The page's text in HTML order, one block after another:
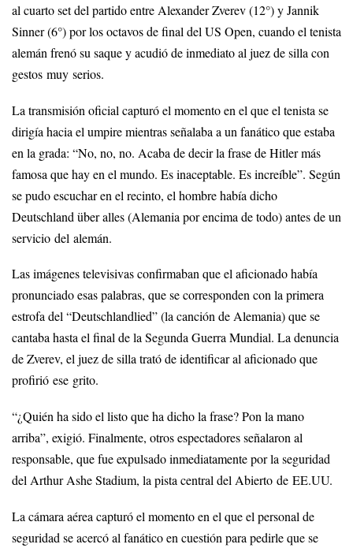
al cuarto set del partido entre Alexander Zverev (12°) y Jannik
Sinner (6°) por los octavos de final del US Open, cuando el tenista
alemán frenó su saque y acudió de inmediato al juez de silla con
gestos muy serios.
La transmisión oficial capturó el momento en el que el tenista se
dirigía hacia el umpire mientras señalaba a un fanático que estaba
en la grada: “No, no, no. Acaba de decir la frase de Hitler más
famosa que hay en el mundo. Es inaceptable. Es increíble”. Según
se pudo escuchar en el recinto, el hombre había dicho
Deutschland über alles (Alemania por encima de todo) antes de un
servicio del alemán.
Las imágenes televisivas confirmaban que el aficionado había
pronunciado esas palabras, que se corresponden con la primera
estrofa del “Deutschlandlied” (la canción de Alemania) que se
cantaba hasta el final de la Segunda Guerra Mundial. La denuncia
de Zverev, el juez de silla trató de identificar al aficionado que
profirió ese grito.
“¿Quién ha sido el listo que ha dicho la frase? Pon la mano
arriba”, exigió. Finalmente, otros espectadores señalaron al
responsable, que fue expulsado inmediatamente por la seguridad
del Arthur Ashe Stadium, la pista central del Abierto de EE.UU.
La cámara aérea capturó el momento en el que el personal de
seguridad se acercó al fanático en cuestión para pedirle que se